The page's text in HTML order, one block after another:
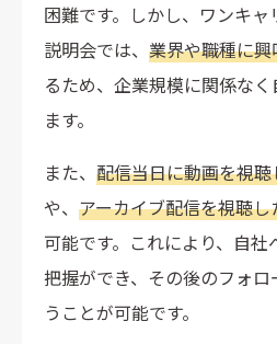
困難です。しかし、ワンキ
説明会では、 業界や職種に
るため、企業規模に関係な
ます。
また、 配信当日に動画を視
や、 アーカイブ配信を視聴
可能です。これにより、自
把握ができ、その後のフォ
うことが可能です。